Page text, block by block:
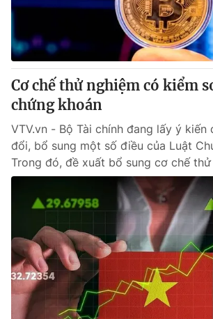
Cơ chế thử nghiệm có kiểm
chứng khoán
VTV.vn - Bộ Tài chính đang lấy ý kiến
đổi, bổ sung một số điều của Luật
Trong đó, đề xuất bổ sung cơ chế thử